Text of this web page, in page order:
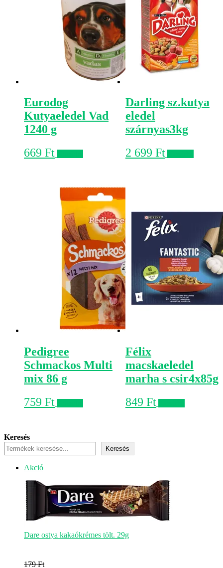
Eurodog
Kutyaeledel Vad
1240 g
669 Ft
Darling sz.kutya
eledel
szárnyas3kg
2 699 Ft
Pedigree
Schmackos Multi
mix 86 g
759 Ft
Félix
macskaeledel
marha s csir4x85g
849 Ft
Keresés
Keresés
AkcióAkciós
Dare ostya kakaókrémes tölt. 29g
179Ft